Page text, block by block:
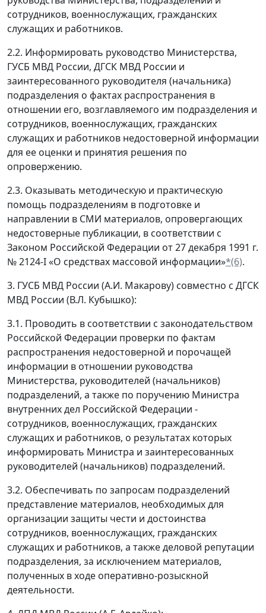
сотрудников, военнослужащих, гражданских
служащих и работников.
2.2. Информировать руководство Министерства,
ГУСБ МВД России, ДГСК МВД России и
заинтересованного руководителя (начальника)
подразделения о фактах распространения в
отношении его, возглавляемого им подразделения и
сотрудников, военнослужащих, гражданских
служащих и работников недостоверной информации
для ее оценки и принятия решения по
опровержению.
2.3. Оказывать методическую и практическую
помощь подразделениям в подготовке и
направлении в СМИ материалов, опровергающих
недостоверные публикации, в соответствии с
Законом Российской Федерации от 27 декабря 1991 г.
№ 2124-I «О средствах массовой информации»*(6).
3. ГУСБ МВД России (А.И. Макарову) совместно с ДГСК
МВД России (В.Л. Кубышко):
3.1. Проводить в соответствии с законодательством
Российской Федерации проверки по фактам
распространения недостоверной и порочащей
информации в отношении руководства
Министерства, руководителей (начальников)
подразделений, а также по поручению Министра
внутренних дел Российской Федерации -
сотрудников, военнослужащих, гражданских
служащих и работников, о результатах которых
информировать Министра и заинтересованных
руководителей (начальников) подразделений.
3.2. Обеспечивать по запросам подразделений
представление материалов, необходимых для
организации защиты чести и достоинства
сотрудников, военнослужащих, гражданских
служащих и работников, а также деловой репутации
подразделения, за исключением материалов,
полученных в ходе оперативно-розыскной
деятельности.